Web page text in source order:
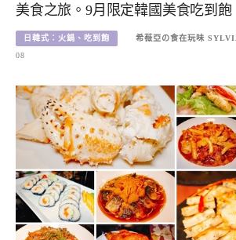
美食之旅。9月限定韓國美食吃到飽
日韓式：火鍋、吃到飽 希薇亞の食在玩味
08